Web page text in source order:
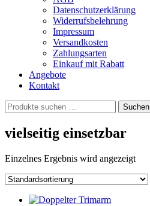
Datenschutzerklärung
Widerrufsbelehrung
Impressum
Versandkosten
Zahlungsarten
Einkauf mit Rabatt
Angebote
Kontakt
Suchen
nach:
Suchen
vielseitig einsetzbar
Einzelnes Ergebnis wird angezeigt